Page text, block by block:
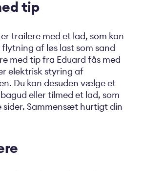
tip
er trailere med et lad, som kan
af løs last som sand
med tip fra Eduard fås med
elektrisk styring af
Du kan desuden vælge et
eller tilmed et lad, som
sider. Sammensæt hurtigt din